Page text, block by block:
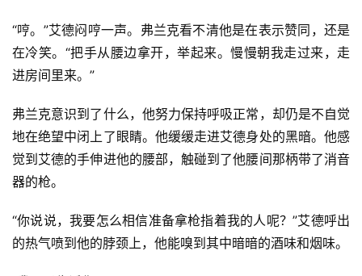
“哼。”艾德闷哼一声。弗兰克看不清他是在表示赞同，还是
在冷笑。“把手从腰边拿开，举起来。慢慢朝我走过来，走
进房间里来。”
弗兰克意识到了什么，他努力保持呼吸正常，却仍是不自觉
地在绝望中闭上了眼睛。他缓缓走进艾德身处的黑暗。他感
觉到艾德的手伸进他的腰部，触碰到了他腰间那柄带了消音
器的枪。
“你说说，我要怎么相信准备拿枪指着我的人呢？”艾德呼出
的热气喷到他的脖颈上，他能嗅到其中暗暗的酒味和烟味。